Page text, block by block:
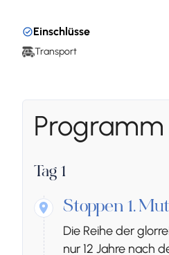
Einschlüsse
Transport
Tag 1
Stoppen 1.
Die Reihe der
nur 12 Jahre nach